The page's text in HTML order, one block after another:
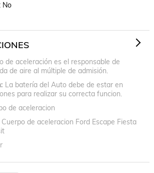
No
de aceleración es el responsable de
de aire al múltiple de admisión.
La batería del Auto debe de estar en
para realizar su correcta funcion.
de aceleracion
Cuerpo de aceleracion Ford Escape Fiesta